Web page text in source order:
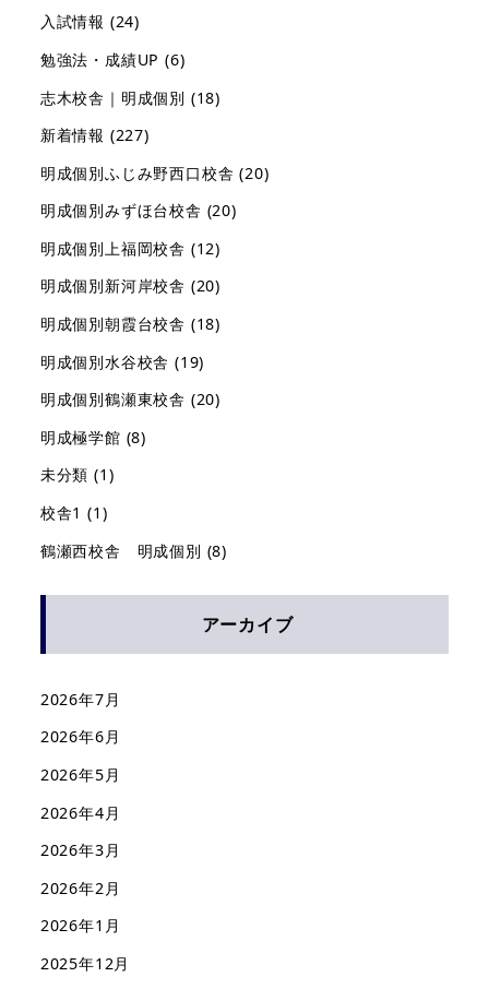
入試情報 (24)
勉強法・成績UP (6)
志木校舎｜明成個別 (18)
新着情報 (227)
明成個別ふじみ野西口校舎 (20)
明成個別みずほ台校舎 (20)
明成個別上福岡校舎 (12)
明成個別新河岸校舎 (20)
明成個別朝霞台校舎 (18)
明成個別水谷校舎 (19)
明成個別鶴瀬東校舎 (20)
明成極学館 (8)
未分類 (1)
校舎1 (1)
鶴瀬西校舎 明成個別 (8)
アーカイブ
2026年7月
2026年6月
2026年5月
2026年4月
2026年3月
2026年2月
2026年1月
2025年12月